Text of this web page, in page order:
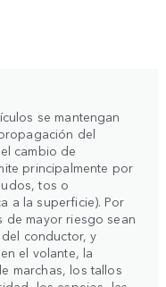
se mantengan
del
cambio de
principalmente por
tos o
a la superficie). Por
mayor riesgo sean
conductor, y
el volante, la
marchas, los tallos